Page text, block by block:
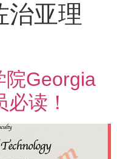
治亚理
院Georgia
读！